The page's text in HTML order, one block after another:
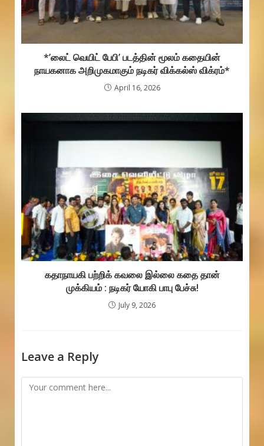
*’லைட் வெயிட் பேபி’ படத்தின் மூலம் கதையின்
நாயகனாக அறிமுகமாகும் நடிகர் விக்கல்ஸ் விக்ரம்*
April 16, 2026
கதாநாயகி பற்றிக் கவலை இல்லை கதை தான்
முக்கியம் : நடிகர் யோகி பாபு பேச்சு!
July 9, 2026
Leave a Reply
Comment